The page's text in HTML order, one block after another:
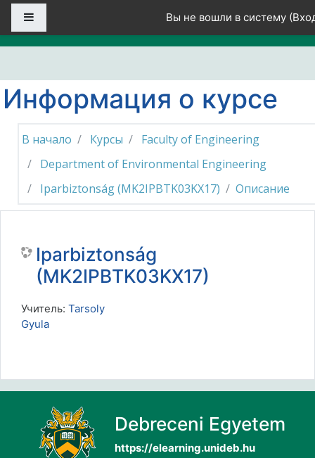
Перейти к основному содержанию
Вы не вошли в систему (
Информация о курсе
В начало Курсы
Faculty of Engineering
Department of Environmental Engineering
Iparbiztonság (MK2IPBTK03KX17)
Описание
Iparbiztonság
(MK2IPBTK03KX17)
Учитель: Tarsoly
Gyula
Debreceni Egyetem
https://elearning.unideb.hu